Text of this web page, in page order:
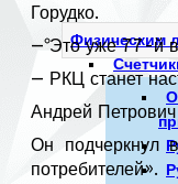
Физическим
Горудко.
— Это уже 77-й в
— РКЦ станет
Андрей
Он подчеркнул
потребителей».